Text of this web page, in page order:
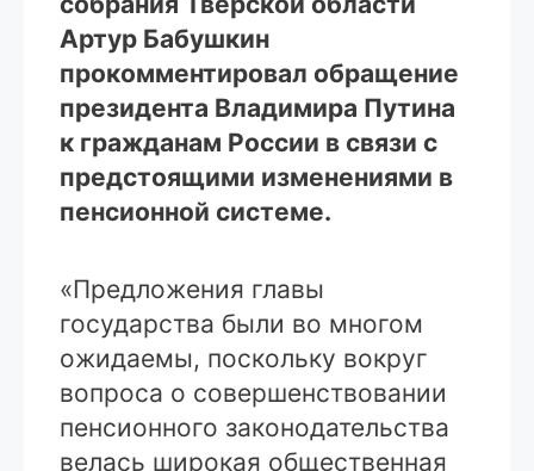
Артур Бабушкин
прокомментировал обращение
президента Владимира Путина
к гражданам России в связи с
предстоящими изменениями в
пенсионной системе.
«Предложения главы
государства были во многом
ожидаемы, поскольку вокруг
вопроса о совершенствовании
пенсионного законодательства
велась широкая общественная